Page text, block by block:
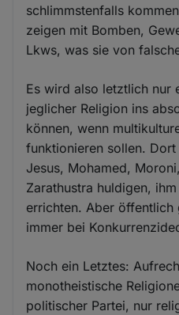
schlimmstenfalls
zeigen mit Bomben,
Lkws, was sie von
Es wird also letztlich nur
jeglicher Religion ins
können, wenn
funktionieren sollen.
Jesus, Mohamed,
Zarathustra huldigen,
errichten. Aber öffentlich
immer bei
Noch ein Letztes:
monotheistische
politischer Partei, nur